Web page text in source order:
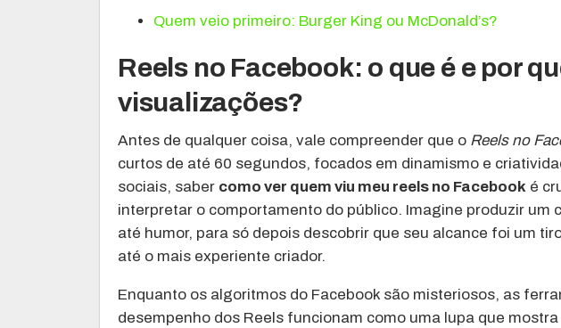
Quem veio primeiro: Burger King ou McDonald’s?
Reels no Facebook: o que é e por
visualizações?
Antes de qualquer coisa, vale compreender que o Reels no
curtos de até 60 segundos, focados em dinamismo e
sociais, saber como ver quem viu meu reels no Facebook é
interpretar o comportamento do público. Imagine produzir um
até humor, para só depois descobrir que seu alcance foi um
até o mais experiente criador.
Enquanto os algoritmos do Facebook são misteriosos, as
desempenho dos Reels funcionam como uma lupa que